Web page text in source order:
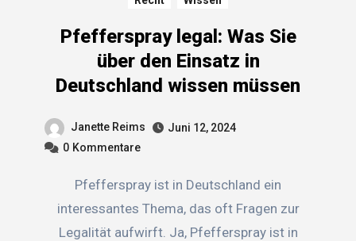
Pfefferspray legal: Was Sie
über den Einsatz in
Deutschland wissen müssen
Janette Reims
Juni 12, 2024
0 Kommentare
Pfefferspray ist in Deutschland ein
interessantes Thema, das oft Fragen zur
Legalität aufwirft. Ja, Pfefferspray ist in